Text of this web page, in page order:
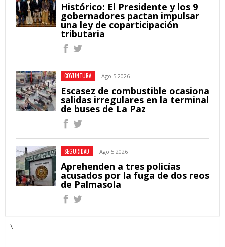
Histórico: El Presidente y los 9
gobernadores pactan impulsar
una ley de coparticipación
tributaria
COYUNTURA Ago 5 2026
Escasez de combustible ocasiona
salidas irregulares en la terminal
de buses de La Paz
SEGURIDAD Ago 5 2026
Aprehenden a tres policías
acusados por la fuga de dos reos
de Palmasola
\